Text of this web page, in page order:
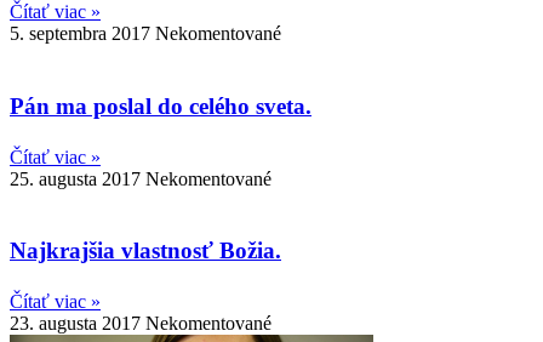
Čítať viac »
5. septembra 2017 Nekomentované
Pán ma poslal do celého sveta.
Čítať viac »
25. augusta 2017 Nekomentované
Najkrajšia vlastnosť Božia.
Čítať viac »
23. augusta 2017 Nekomentované